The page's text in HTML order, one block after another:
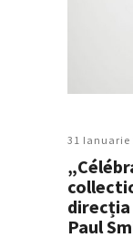
31 Ianuarie
Paul